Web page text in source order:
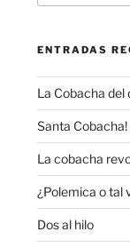
ENTRADAS
La Cobacha del
Santa Cobacha!
La cobacha
¿Polemica o tal
Dos al hilo